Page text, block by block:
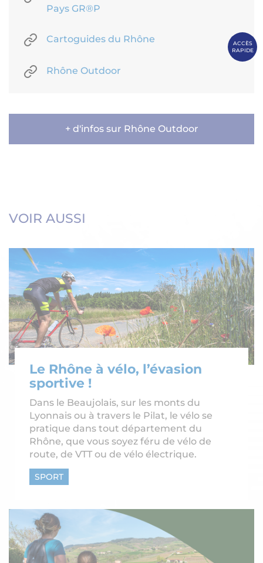
ACCÈS
RAPIDE
Pays GR®P
Cartoguides du Rhône
Rhône Outdoor
+ d'infos sur Rhône Outdoor
VOIR AUSSI
Le Rhône à vélo, l’évasion
sportive !
Dans le Beaujolais, sur les monts du
Lyonnais ou à travers le Pilat, le vélo se
pratique dans tout département du
Rhône, que vous soyez féru de vélo de
route, de VTT ou de vélo électrique.
SPORT